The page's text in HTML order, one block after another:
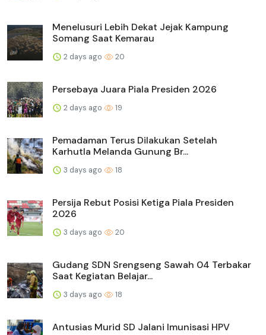
Menelusuri Lebih Dekat Jejak Kampung
Somang Saat Kemarau
2 days ago 20
Persebaya Juara Piala Presiden 2026
2 days ago 19
Pemadaman Terus Dilakukan Setelah
Karhutla Melanda Gunung Br...
3 days ago 18
Persija Rebut Posisi Ketiga Piala Presiden
2026
3 days ago 20
Gudang SDN Srengseng Sawah 04 Terbakar
Saat Kegiatan Belajar...
3 days ago 18
Antusias Murid SD Jalani Imunisasi HPV